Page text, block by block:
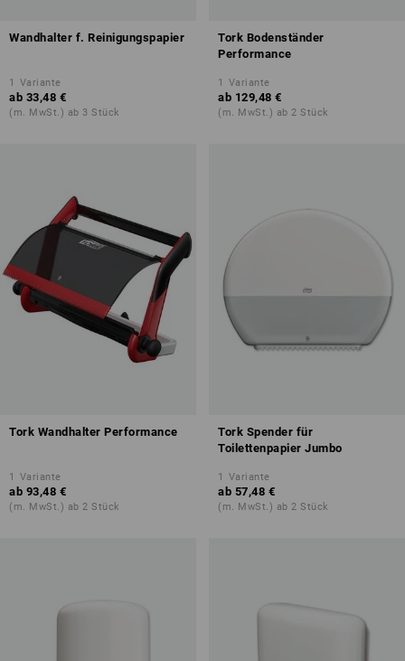
Wandhalter f. Reinigungspapier
1 Variante
ab 33,48 €
(m. MwSt.) ab 3 Stück
Tork Bodenständer
Performance
1 Variante
ab 129,48 €
(m. MwSt.) ab 2 Stück
Tork Wandhalter Performance
1 Variante
ab 93,48 €
(m. MwSt.) ab 2 Stück
Tork Spender für
Toilettenpapier Jumbo
1 Variante
ab 57,48 €
(m. MwSt.) ab 2 Stück